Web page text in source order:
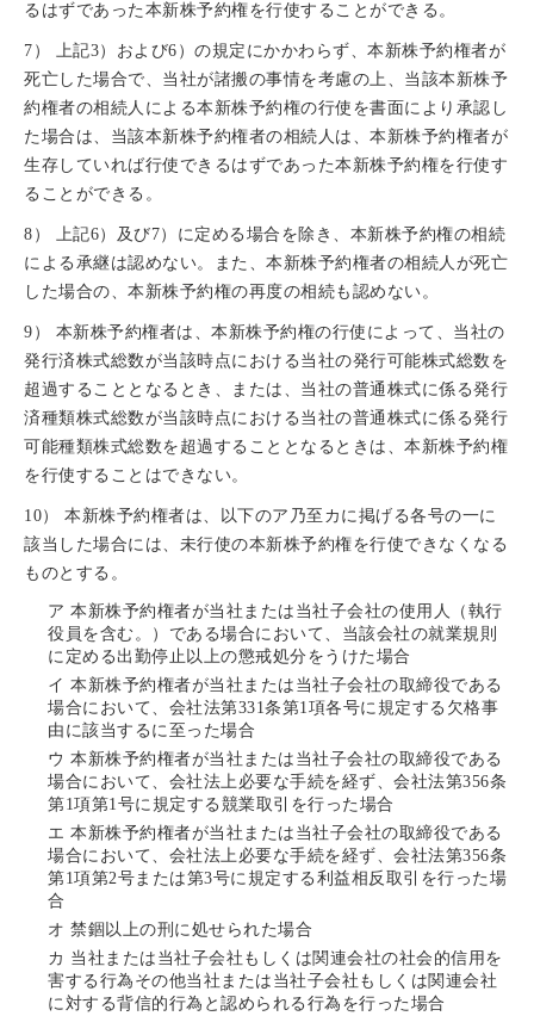
るはずであった本新株予約権を行使することができる。
7） 上記3）および6）の規定にかかわらず、本新株予約権者が
死亡した場合で、当社が諸搬の事情を考慮の上、当該本新株予
約権者の相続人による本新株予約権の行使を書面により承認し
た場合は、当該本新株予約権者の相続人は、本新株予約権者が
生存していれば行使できるはずであった本新株予約権を行使す
ることができる。
8） 上記6）及び7）に定める場合を除き、本新株予約権の相続
による承継は認めない。また、本新株予約権者の相続人が死亡
した場合の、本新株予約権の再度の相続も認めない。
9） 本新株予約権者は、本新株予約権の行使によって、当社の
発行済株式総数が当該時点における当社の発行可能株式総数を
超過することとなるとき、または、当社の普通株式に係る発行
済種類株式総数が当該時点における当社の普通株式に係る発行
可能種類株式総数を超過することとなるときは、本新株予約権
を行使することはできない。
10） 本新株予約権者は、以下のア乃至カに掲げる各号の一に
該当した場合には、未行使の本新株予約権を行使できなくなる
ものとする。
ア 本新株予約権者が当社または当社子会社の使用人（執行
役員を含む。）である場合において、当該会社の就業規則
に定める出勤停止以上の懲戒処分をうけた場合
イ 本新株予約権者が当社または当社子会社の取締役である
場合において、会社法第331条第1項各号に規定する欠格事
由に該当するに至った場合
ウ 本新株予約権者が当社または当社子会社の取締役である
場合において、会社法上必要な手続を経ず、会社法第356条
第1項第1号に規定する競業取引を行った場合
エ 本新株予約権者が当社または当社子会社の取締役である
場合において、会社法上必要な手続を経ず、会社法第356条
第1項第2号または第3号に規定する利益相反取引を行った場
合
オ 禁錮以上の刑に処せられた場合
カ 当社または当社子会社もしくは関連会社の社会的信用を
害する行為その他当社または当社子会社もしくは関連会社
に対する背信的行為と認められる行為を行った場合